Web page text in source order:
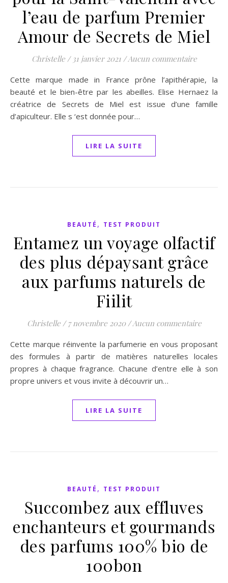
l’eau de parfum Premier
Amour de Secrets de Miel
Christelle / 31 janvier 2021 /Aucun commentaire
Cette marque made in France prône l’apithérapie, la
beauté et le bien-être par les abeilles. Elise Hernaez la
créatrice de Secrets de Miel est issue d’une famille
d’apiculteur. Elle s ‘est donnée pour…
LIRE LA SUITE
BEAUTÉ , TEST PRODUIT
Entamez un voyage olfactif
des plus dépaysant grâce
aux parfums naturels de
Fiilit
Christelle / 7 novembre 2020 /Aucun commentaire
Cette marque réinvente la parfumerie en vous proposant
des formules à partir de matières naturelles locales
propres à chaque fragrance. Chacune d’entre elle à son
propre univers et vous invite à découvrir un…
LIRE LA SUITE
BEAUTÉ , TEST PRODUIT
Succombez aux effluves
enchanteurs et gourmands
des parfums 100% bio de
100bon